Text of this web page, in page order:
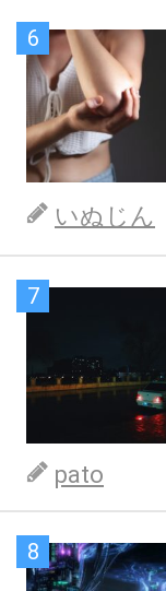
6
いぬじん
7
pato
8